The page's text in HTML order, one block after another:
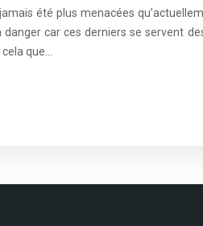
été plus menacées
car ces derniers se servent
cela que…